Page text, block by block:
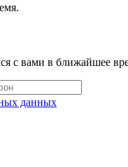
с вами в ближайшее
данных